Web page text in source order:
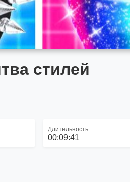
стилей
Длительность:
00:09:41